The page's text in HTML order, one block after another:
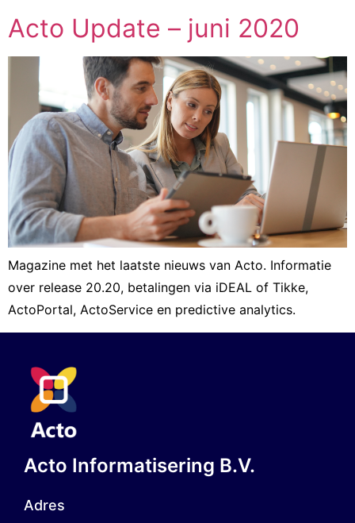
Acto Update – juni 2020
Magazine met het laatste nieuws van Acto. Informatie
over release 20.20, betalingen via iDEAL of Tikke,
ActoPortal, ActoService en predictive analytics.
Acto Informatisering B.V.
Adres